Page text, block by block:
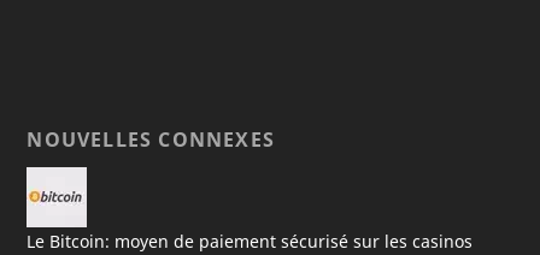
NOUVELLES CONNEXES
Le Bitcoin: moyen de paiement sécurisé sur les casinos